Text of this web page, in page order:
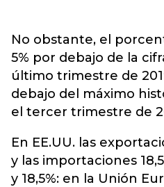
No obstante, el
5% por debajo de la
último trimestre de
debajo del máximo
el tercer trimestre de
En EE.UU. las
y las importaciones
y 18,5%: en la Unión